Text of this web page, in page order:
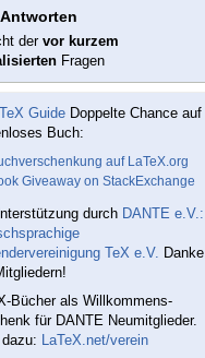
Antworten
der vor kurzem
Fragen
Doppelte Chance auf
Buch:
auf LaTeX.org
Giveaway on StackExchange
durch DANTE e.V.:
TeX e.V. Danke
Bücher als Willkommens-
für DANTE Neumitglieder.
LaTeX.net/verein